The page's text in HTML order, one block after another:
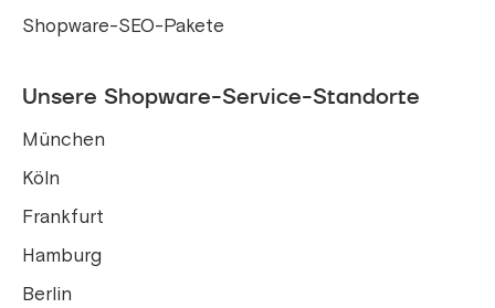
Shopware-SEO-Pakete
Unsere Shopware-Service-Standorte
München
Köln
Frankfurt
Hamburg
Berlin